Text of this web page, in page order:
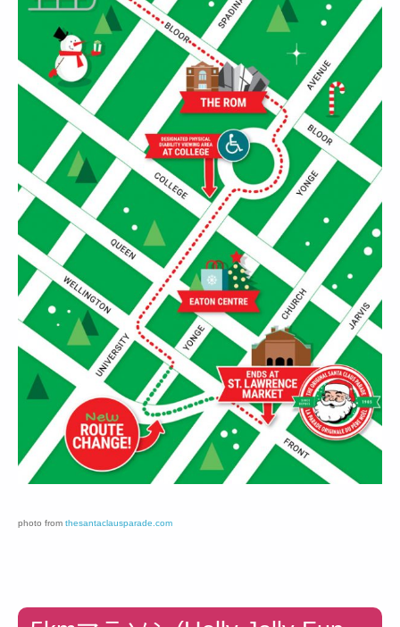
photo from thesantaclausparade.com